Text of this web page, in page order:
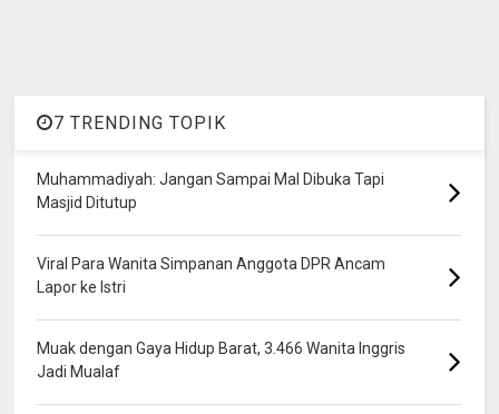
7 TRENDING TOPIK
Muhammadiyah: Jangan Sampai Mal Dibuka Tapi
Masjid Ditutup
Viral Para Wanita Simpanan Anggota DPR Ancam
Lapor ke Istri
Muak dengan Gaya Hidup Barat, 3.466 Wanita Inggris
Jadi Mualaf